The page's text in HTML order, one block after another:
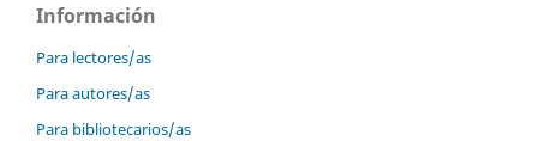
Información
Para lectores/as
Para autores/as
Para bibliotecarios/as